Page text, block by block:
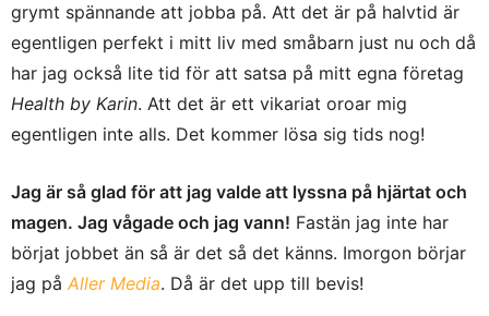
grymt spännande att jobba på. Att det är på halvtid är
egentligen perfekt i mitt liv med småbarn just nu och då
har jag också lite tid för att satsa på mitt egna företag
Health by Karin. Att det är ett vikariat oroar mig
egentligen inte alls. Det kommer lösa sig tids nog!
Jag är så glad för att jag valde att lyssna på hjärtat och
magen. Jag vågade och jag vann! Fastän jag inte har
börjat jobbet än så är det så det känns. Imorgon börjar
jag på Aller Media. Då är det upp till bevis!